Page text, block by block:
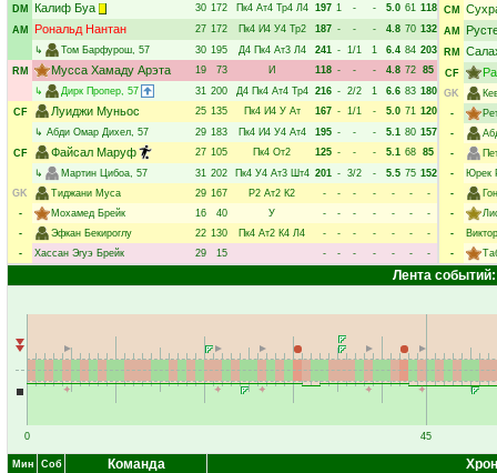
DM
Калиф Буа 30 172 Пк4 Ат4 Тр4 Л4 197 1 - - 5.0 61 118
AM
Рональд Нантан 27 172 Пк4 И4 У4 Тр2 187 - - - 4.8 70 132
↳
Том Барфурош, 57 30 195 Д4 Пк4 Ат3 Л4 241 - 1/1 1 6.4 84 203
RM
Мусса Хамаду Арэта 19 73 И 118 - - - 4.8 72 85
↳
Дирк Пропер, 57 31 200 Д4 Пк4 Ат4 Тр4 216 - 2/2 1 6.6 83 180
CF
Луиджи Муньос 25 135 Пк4 И4 У Ат 167 - 1/1 - 5.0 71 120
↳ Абди Омар Дихел, 57 29 183 Пк4 И4 У4 Ат4 195 - - - 5.1 80 157
CF
Файсал Маруф 27 105 Пк4 От2 125 - - - 5.1 68 85
↳
Мартин Цибоа, 57 31 202 Пк4 У4 Ат3 Шт4 201 - 3/2 - 5.5 75 152
GK
Тиджани Муса 29 167 Р2 Ат2 К2 - - - - - -
-
-
Мохамед Брейк 16 40 У - - - - - -
-
-
Эфкан Бекироглу 22 130 Пк4 Ат2 К4 Л4 - - - - - -
-
-
Хассан Эгуэ Брейк 29 15 - - - - - - -
CM
AM
RM
CF
GK
-
-
-
-
Юрек
-
-
-
-
Лента событий:
0 45
Мин Соб Команда